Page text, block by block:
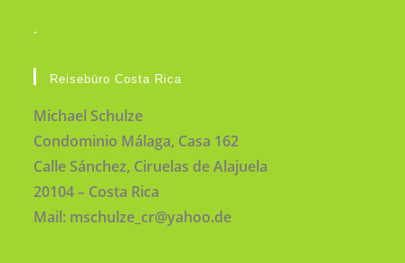
.
Reisebüro Costa Rica
Michael Schulze
Condominio Málaga, Casa 162
Calle Sánchez, Ciruelas de Alajuela
20104 – Costa Rica
Mail: mschulze_cr@yahoo.de